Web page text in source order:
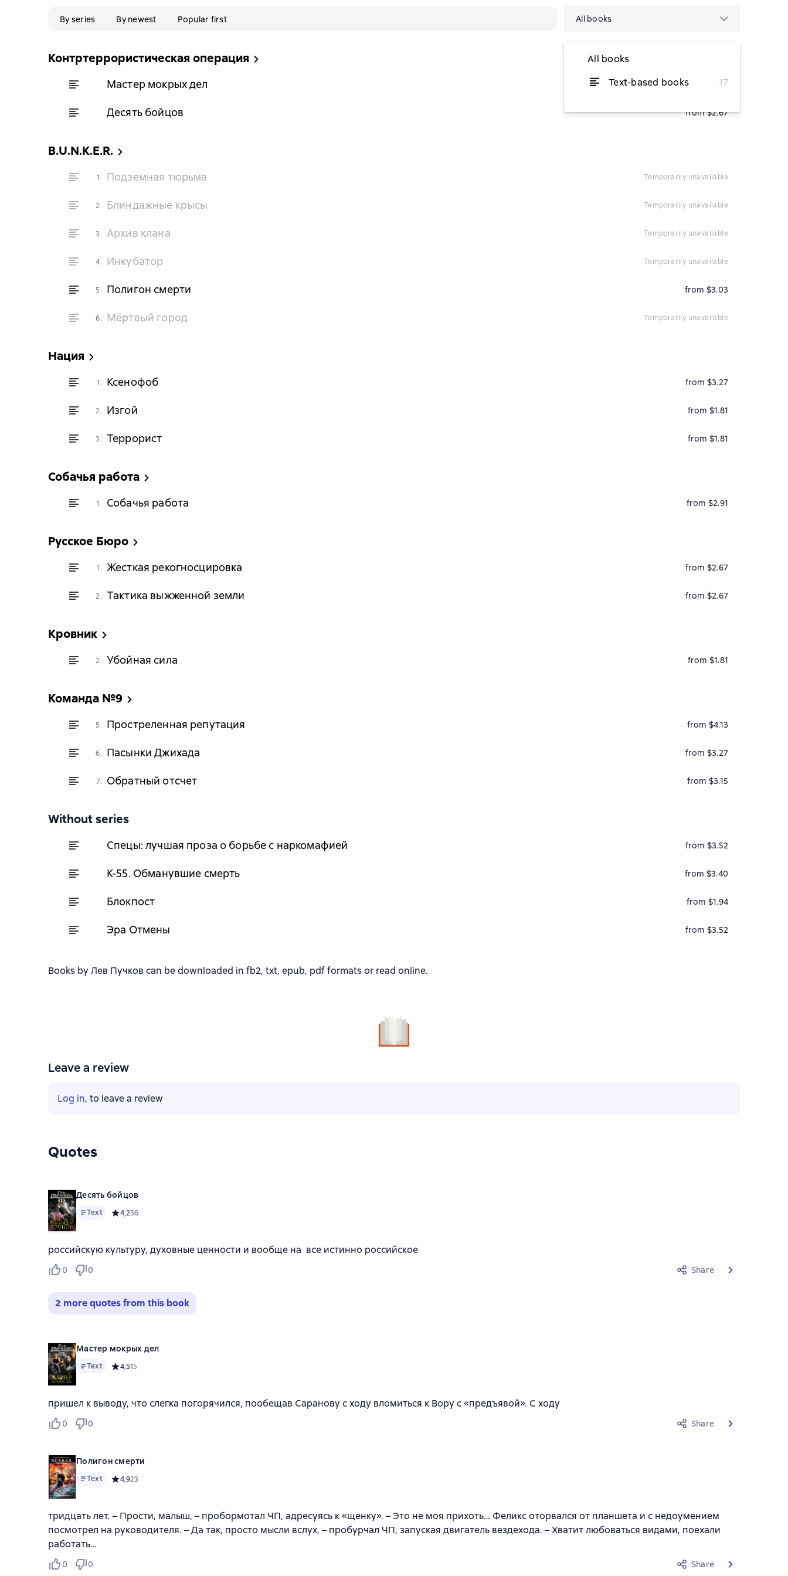
By series By newest Popular first All books
All books
Text-based books
17
Контртеррористическая операция
Мастер мокрых дел from $2.67
Десять бойцов from $2.67
B.U.N.K.E.R.
1. Подземная тюрьма temporarily unavailable
2. Блиндажные крысы temporarily unavailable
3. Архив клана temporarily unavailable
4. Инкубатор temporarily unavailable
5. Полигон смерти from $3.03
6. Мёртвый город temporarily unavailable
Нация
1. Ксенофоб from $3.27
2. Изгой from $1.81
3. Террорист from $1.81
Собачья работа
1. Собачья работа from $2.91
Русское Бюро
1. Жесткая рекогносцировка from $2.67
2. Тактика выжженной земли from $2.67
Кровник
2. Убойная сила from $1.81
Команда №9
5. Простреленная репутация from $4.13
6. Пасынки Джихада from $3.27
7. Обратный отсчет from $3.15
Without series
Спецы: лучшая проза о борьбе с наркомафией from $3.52
К-55. Обманувшие смерть from $3.40
Блокпост from $1.94
Эра Отмены from $3.52
Books by Лев Пучков can be downloaded in fb2, txt, epub, pdf formats or read online.
Leave a review
Log in, to leave a review
Quotes
Десять бойцов
Text Средний рейтинг 4,2 на основе 36 оценок
4,236
российскую культуру, духовные ценности и вообще на все истинно российское
0 0 Share
2 more quotes from this book
Мастер мокрых дел
Text Средний рейтинг 4,5 на основе 15 оценок
4,515
пришел к выводу, что слегка погорячился, пообещав Саранову с ходу вломиться к Вору с «предъявой». С ходу
0 0 Share
Полигон смерти
Text Средний рейтинг 4,9 на основе 23 оценок
4,923
тридцать лет. – Прости, малыш, – пробормотал ЧП, адресуясь к «щенку». – Это не моя прихоть… Феликс оторвался от планшета и с недоумением
посмотрел на руководителя. – Да так, просто мысли вслух, – пробурчал ЧП, запуская двигатель вездехода. – Хватит любоваться видами, поехали
работать…
0 0 Share